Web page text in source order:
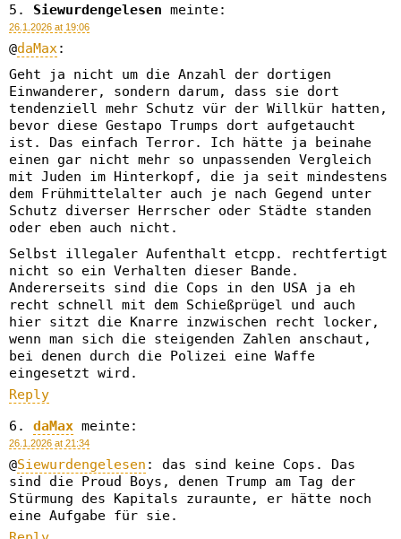
Siewurdengelesen meinte:
26.1.2026 at 19:06
@daMax :
Geht ja nicht um die Anzahl der dortigen
Einwanderer, sondern darum, dass sie dort
tendenziell mehr Schutz vür der Willkür hatten,
bevor diese Gestapo Trumps dort aufgetaucht
ist. Das einfach Terror. Ich hätte ja beinahe
einen gar nicht mehr so unpassenden Vergleich
mit Juden im Hinterkopf, die ja seit mindestens
dem Frühmittelalter auch je nach Gegend unter
Schutz diverser Herrscher oder Städte standen
oder eben auch nicht.
Selbst illegaler Aufenthalt etcpp. rechtfertigt
nicht so ein Verhalten dieser Bande.
Andererseits sind die Cops in den USA ja eh
recht schnell mit dem Schießprügel und auch
hier sitzt die Knarre inzwischen recht locker,
wenn man sich die steigenden Zahlen anschaut,
bei denen durch die Polizei eine Waffe
eingesetzt wird.
Reply
daMax meinte:
26.1.2026 at 21:34
@Siewurdengelesen : das sind keine Cops. Das
sind die Proud Boys, denen Trump am Tag der
Stürmung des Kapitals zuraunte, er hätte noch
eine Aufgabe für sie.